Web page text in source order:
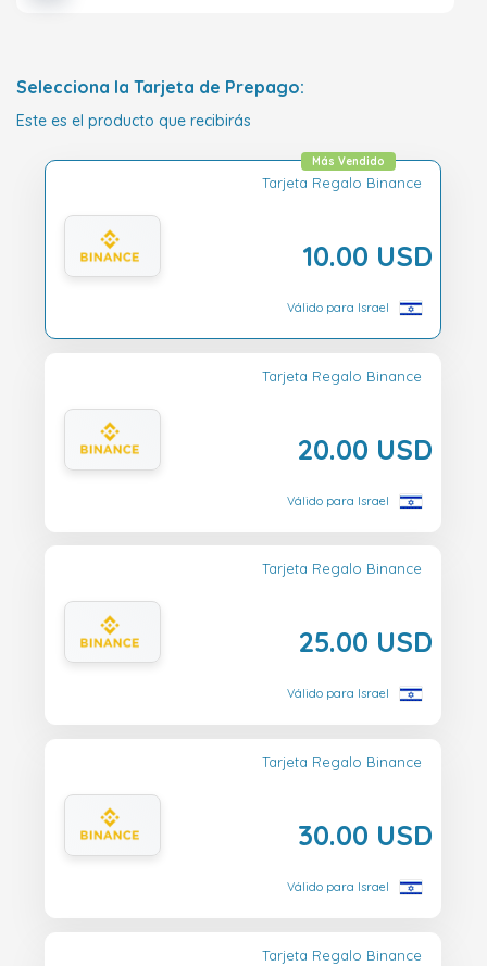
Selecciona la Tarjeta de Prepago:
Este es el producto que recibirás
Tarjeta Regalo Binance
10.00 USD
Más Vendido
Válido para Israel
Tarjeta Regalo Binance
20.00 USD
Válido para Israel
Tarjeta Regalo Binance
25.00 USD
Válido para Israel
Tarjeta Regalo Binance
30.00 USD
Válido para Israel
Tarjeta Regalo Binance